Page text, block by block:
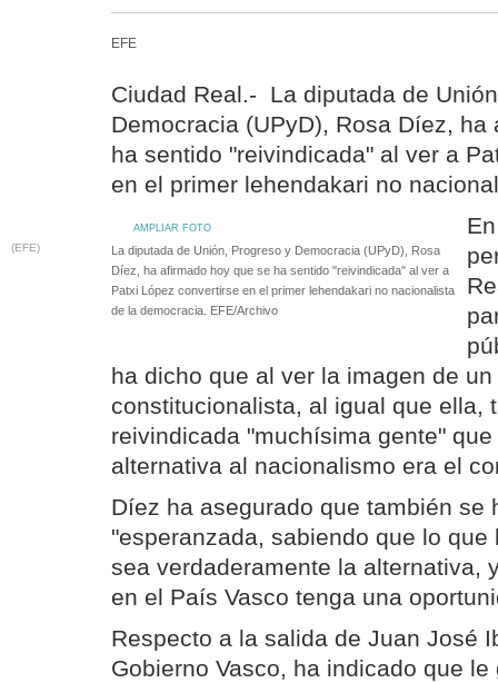
EFE
Ciudad Real.- La diputada de
Democracia (UPyD), Rosa Díez, ha
ha sentido "reivindicada" al ver a
en el primer lehendakari no
AMPLIAR FOTO
(EFE)
La diputada de Unión, Progreso y Democracia (UPyD), Rosa
Díez, ha afirmado hoy que se ha sentido "reivindicada" al ver a
Patxi López convertirse en el primer lehendakari no nacionalista
de la democracia. EFE/Archivo
ha dicho que al ver la imagen de
constitucionalista, al igual que ella,
reivindicada "muchísima gente"
alternativa al nacionalismo era el
Díez ha asegurado que también se
"esperanzada, sabiendo que lo
sea verdaderamente la alternativa,
en el País Vasco tenga una
Respecto a la salida de Juan José
Gobierno Vasco, ha indicado que